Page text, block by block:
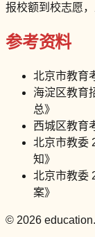
报校额到校志愿
参考资料
北京市教育
海淀区教育
总》
西城区教育
北京市教委
知》
北京市教委
案》
© 2026